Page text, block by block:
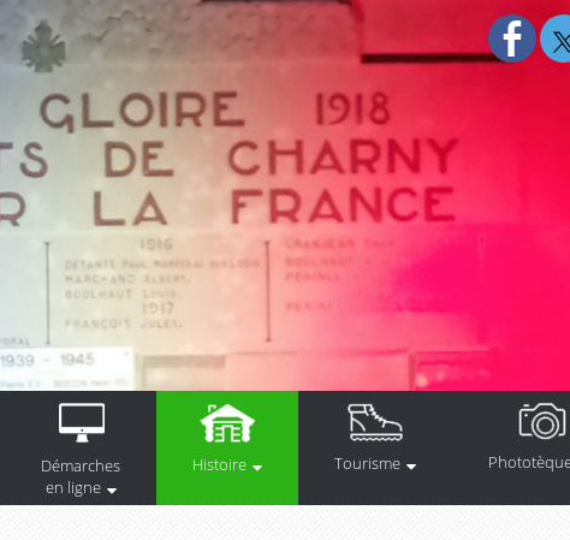
Démarches
en ligne
Histoire Tourisme